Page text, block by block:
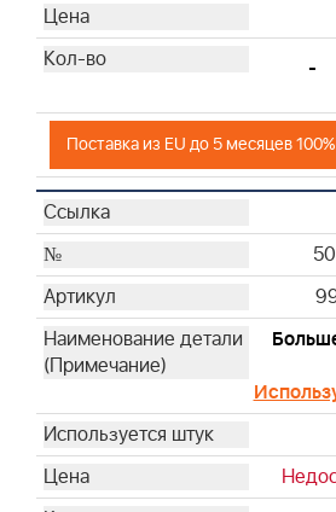
-
Поставка из EU до 5 месяцев